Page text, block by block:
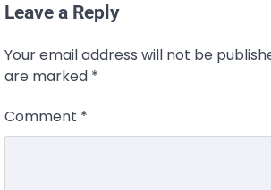
Leave a Reply
Your email address will not be
are marked *
Comment *